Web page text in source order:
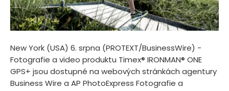
New York (USA) 6. srpna (PROTEXT/BusinessWire) -
Fotografie a video produktu Timex® IRONMAN® ONE
GPS+ jsou dostupné na webových stránkách agentury
Business Wire a AP PhotoExpress Fotografie a